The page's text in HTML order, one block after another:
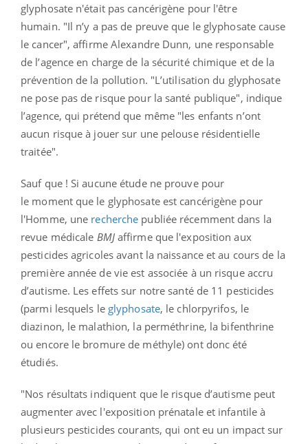
glyphosate n'était pas cancérigène pour l'être
humain. "Il n’y a pas de preuve que le glyphosate cause
le cancer", affirme Alexandre Dunn, une responsable
de l’agence en charge de la sécurité chimique et de la
prévention de la pollution. "L’utilisation du glyphosate
ne pose pas de risque pour la santé publique", indique
l’agence, qui prétend que même "les enfants n’ont
aucun risque à jouer sur une pelouse résidentielle
traitée".
Sauf que ! Si aucune étude ne prouve pour
le moment que le glyphosate est cancérigène pour
l'Homme, une recherche publiée récemment dans la
revue médicale BMJaffirme que l'exposition aux
pesticides agricoles avant la naissance et au cours de la
première année de vie est associée à un risque accru
d’autisme. Les effets sur notre santé de 11 pesticides
(parmi lesquels le glyphosate, le chlorpyrifos, le
diazinon, le malathion, la perméthrine, la bifenthrine
ou encore le bromure de méthyle) ont donc été
étudiés.
"Nos résultats indiquent que le risque d’autisme peut
augmenter avec l'exposition prénatale et infantile à
plusieurs pesticides courants, qui ont eu un impact sur